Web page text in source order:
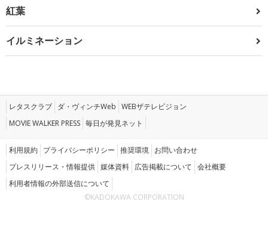
紅葉
イルミネーション
レタスクラブ ダ・ヴィンチWeb WEBザテレビジョン
MOVIE WALKER PRESS 毎日が発見ネット
利用規約 プライバシーポリシー 推奨環境 お問い合わせ
プレスリリース・情報提供 媒体資料 広告掲載について 会社概要
利用者情報の外部送信について
©KADOKAWA CORPORATION